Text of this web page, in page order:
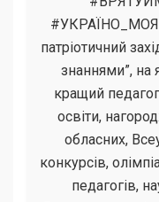
патріотичний
знаннями”, на
кращий
освіти,
обласних,
конкурсів,
педагогів,